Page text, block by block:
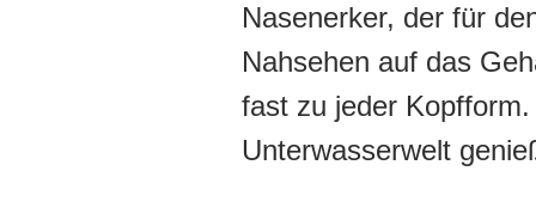
Nasenerker, der für
Nahsehen auf das
fast zu jeder
Unterwasserwelt